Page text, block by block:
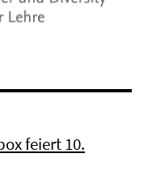
feiert 10.